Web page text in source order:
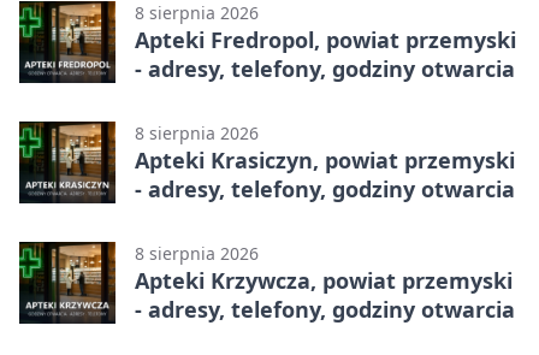
8 sierpnia 2026
Apteki Fredropol, powiat przemyski
- adresy, telefony, godziny otwarcia
8 sierpnia 2026
Apteki Krasiczyn, powiat przemyski
- adresy, telefony, godziny otwarcia
8 sierpnia 2026
Apteki Krzywcza, powiat przemyski
- adresy, telefony, godziny otwarcia